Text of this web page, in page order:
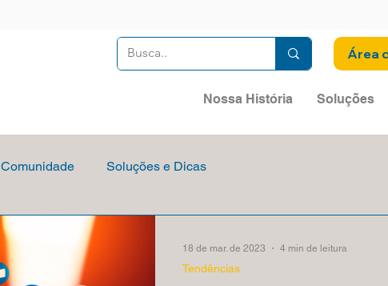
Área
Nossa História Soluções
Comunidade Soluções e Dicas
Tendências
18 de mar. de 2023 4 min de leitura